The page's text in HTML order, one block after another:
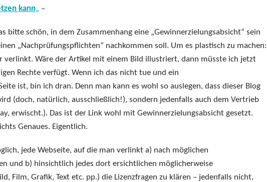
kann„ –
bitte schön, in dem Zusammenhang eine „Gewinnerzielungsabsicht“ sein
„Nachprüfungspflichten“ nachkommen soll. Um es plastisch zu machen:
verlinkt. Wäre der Artikel mit einem Bild illustriert, dann müsste ich jetzt
Rechte verfügt. Wenn ich das nicht tue und ein
ist, bin ich dran. Denn man kann es wohl so auslegen, dass dieser Blog
(doch, natürlich, ausschließlich!), sondern jedenfalls auch dem Vertrieb
erwischt.). Das ist der Link wohl mit Gewinnerzielungsabsicht gesetzt.
Genaues. Eigentlich.
jede Webseite, auf die man verlinkt a) nach möglichen
und b) hinsichtlich jedes dort ersichtlichen möglicherweise
Film, Grafik, Text etc. pp.) die Lizenzfragen zu klären – jedenfalls nicht,